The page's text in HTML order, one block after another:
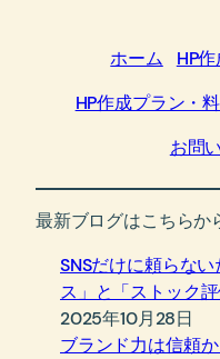
ホーム
HP
HP作成プラン・
お問
最新ブログはこちらか
SNSだけに頼らな
ス」と「ストック評
2025年10月28日
ブランド力は信頼